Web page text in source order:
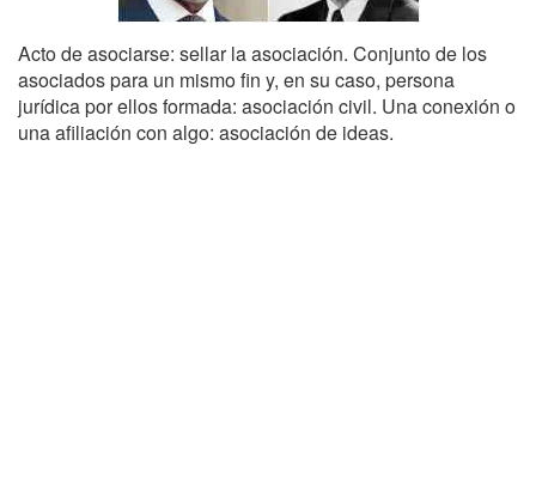
Acto de asociarse: sellar la asociación. Conjunto de los
asociados para un mismo fin y, en su caso, persona
jurídica por ellos formada: asociación civil. Una conexión o
una afiliación con algo: asociación de ideas.